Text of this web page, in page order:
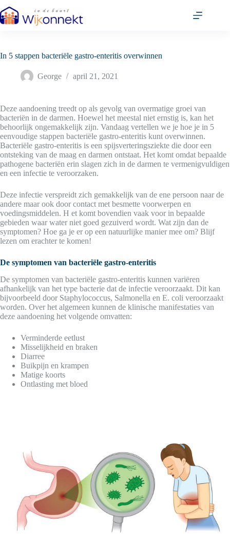
naar
de
In 5 stappen bacteriële gastro-enteritis overwinnen
George april 21, 2021
Deze aandoening treedt op als gevolg van overmatige groei van
bacteriën in de darmen. Hoewel het meestal niet ernstig is, kan het
behoorlijk ongemakkelijk zijn. Vandaag vertellen we je hoe je in 5
eenvoudige stappen bacteriële gastro-enteritis kunt overwinnen.
Bacteriële gastro-enteritis is een spijsverteringsziekte die door een
ontsteking van de maag en darmen ontstaat. Het komt omdat bepaalde
pathogene bacteriën erin slagen zich in de darmen te vermenigvuldigen
en een infectie te veroorzaken.
Deze infectie verspreidt zich gemakkelijk van de ene persoon naar de
andere maar ook door contact met besmette voorwerpen en
voedingsmiddelen. H et komt bovendien vaak voor in bepaalde
gebieden waar water niet goed gezuiverd wordt. Wat zijn dan de
symptomen? Hoe ga je er op een natuurlijke manier mee om? Blijf
lezen om erachter te komen!
De symptomen van bacteriële gastro-enteritis
De symptomen van bacteriële gastro-enteritis kunnen variëren
afhankelijk van het type bacterie dat de infectie veroorzaakt. Dit kan
bijvoorbeeld door Staphylococcus, Salmonella en E. coli veroorzaakt
worden. Over het algemeen kunnen de klinische manifestaties van
deze aandoening het volgende omvatten:
Verminderde eetlust
Misselijkheid en braken
Diarree
Buikpijn en krampen
Matige koorts
Ontlasting met bloed